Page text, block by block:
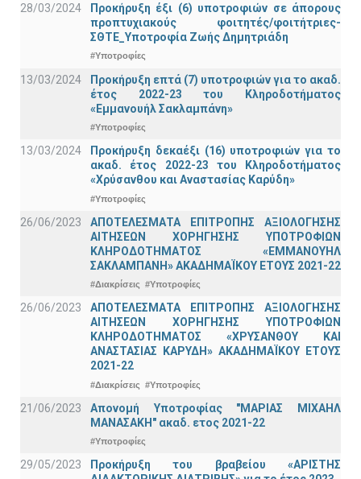
28/03/2024
Προκήρυξη έξι (6) υποτροφιών σε άπορους
προπτυχιακούς φοιτητές/φοιτήτριες-
ΣΘΤΕ_Υποτροφία Ζωής Δημητριάδη
#Υποτροφίες
13/03/2024
Προκήρυξη επτά (7) υποτροφιών για το ακαδ.
έτος 2022-23 του Κληροδοτήματος
«Εμμανουήλ Σακλαμπάνη»
#Υποτροφίες
13/03/2024
Προκήρυξη δεκαέξι (16) υποτροφιών για το
ακαδ. έτος 2022-23 του Κληροδοτήματος
«Χρύσανθου και Αναστασίας Καρύδη»
#Υποτροφίες
26/06/2023
ΑΠΟΤΕΛΕΣΜΑΤΑ ΕΠΙΤΡΟΠΗΣ ΑΞΙΟΛΟΓΗΣΗΣ
ΑΙΤΗΣΕΩΝ ΧΟΡΗΓΗΣΗΣ ΥΠΟΤΡΟΦΙΩΝ
ΚΛΗΡΟΔΟΤΗΜΑΤΟΣ «ΕΜΜΑΝΟΥΗΛ
ΣΑΚΛΑΜΠΑΝΗ» ΑΚΑΔΗΜΑΪΚΟΥ ΕΤΟΥΣ 2021-22
#Διακρίσεις #Υποτροφίες
26/06/2023
ΑΠΟΤΕΛΕΣΜΑΤΑ ΕΠΙΤΡΟΠΗΣ ΑΞΙΟΛΟΓΗΣΗΣ
ΑΙΤΗΣΕΩΝ ΧΟΡΗΓΗΣΗΣ ΥΠΟΤΡΟΦΙΩΝ
ΚΛΗΡΟΔΟΤΗΜΑΤΟΣ «ΧΡΥΣΑΝΘΟΥ ΚΑΙ
ΑΝΑΣΤΑΣΙΑΣ ΚΑΡΥΔΗ» ΑΚΑΔΗΜΑΪΚΟΥ ΕΤΟΥΣ
2021-22
#Διακρίσεις #Υποτροφίες
21/06/2023
Απονομή Υποτροφίας "ΜΑΡΙΑΣ ΜΙΧΑΗΛ
ΜΑΝΑΣΑΚΗ" ακαδ. ετος 2021-22
#Υποτροφίες
29/05/2023
Προκήρυξη του βραβείου «ΑΡΙΣΤΗΣ